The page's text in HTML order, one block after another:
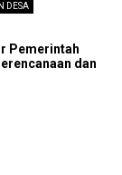
DESA
Pemerintah
dan